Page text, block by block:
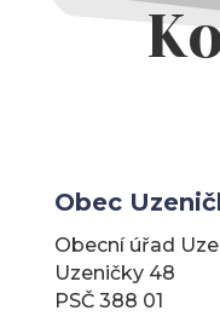
Obec
Obecní úřad
Uzeničky 48
PSČ 388 01